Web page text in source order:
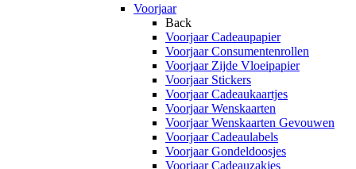
Voorjaar
Back
Voorjaar Cadeaupapier
Voorjaar Consumentenrollen
Voorjaar Zijde Vloeipapier
Voorjaar Stickers
Voorjaar Cadeaukaartjes
Voorjaar Wenskaarten
Voorjaar Wenskaarten Gevouwen
Voorjaar Cadeaulabels
Voorjaar Gondeldoosjes
Voorjaar Cadeauzakjes